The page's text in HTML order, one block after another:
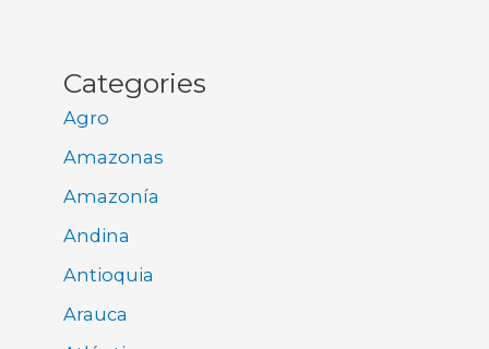
Categories
Agro
Amazonas
Amazonía
Andina
Antioquia
Arauca